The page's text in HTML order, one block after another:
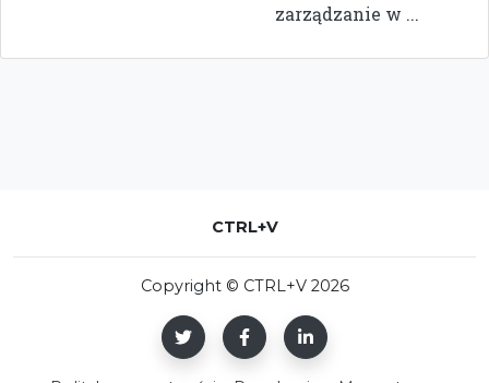
zarządzanie w ...
CTRL+V
Copyright © CTRL+V 2026